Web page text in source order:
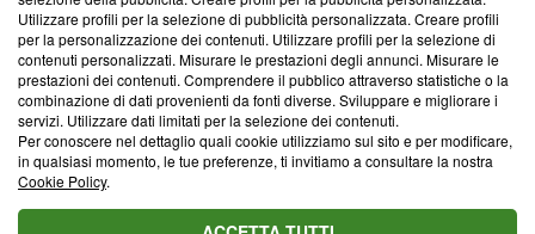
Redazione
Informativa Privacy
Cookie Policy
Blasting SA, IDI CHE-247.845.224, Via Carlo Frasca, 3 - 6900
Lugano (Svizzera) Tel:+39 0690258937
© 2026 Blasting News
Utilizzare profili per la selezione di pubblicità personalizzata. Creare profili
per la personalizzazione dei contenuti. Utilizzare profili per la selezione di
contenuti personalizzati. Misurare le prestazioni degli annunci. Misurare le
prestazioni dei contenuti. Comprendere il pubblico attraverso statistiche o la
combinazione di dati provenienti da fonti diverse. Sviluppare e migliorare i
servizi. Utilizzare dati limitati per la selezione dei contenuti.
Per conoscere nel dettaglio quali cookie utilizziamo sul sito e per modificare,
in qualsiasi momento, le tue preferenze, ti invitiamo a consultare la nostra
Cookie Policy.